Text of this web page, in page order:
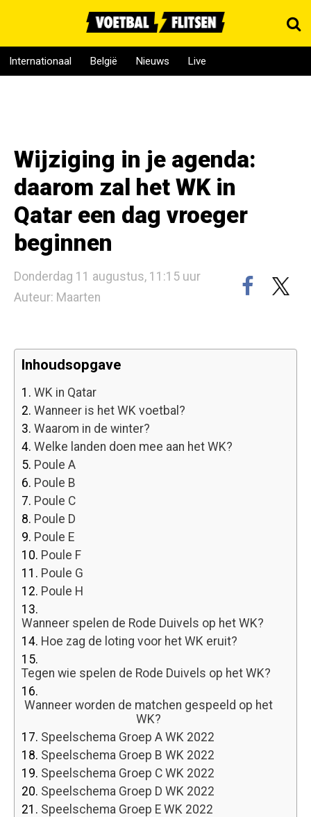
Internationaal België Nieuws Live
Wijziging in je agenda:
daarom zal het WK in
Qatar een dag vroeger
beginnen
Donderdag 11 augustus, 11:15 uur
Auteur: Maarten
Inhoudsopgave
1. WK in Qatar
2. Wanneer is het WK voetbal?
3. Waarom in de winter?
4. Welke landen doen mee aan het WK?
5. Poule A
6. Poule B
7. Poule C
8. Poule D
9. Poule E
10. Poule F
11. Poule G
12. Poule H
13.
Wanneer spelen de Rode Duivels op het WK?
14. Hoe zag de loting voor het WK eruit?
15.
Tegen wie spelen de Rode Duivels op het WK?
16.
Wanneer worden de matchen gespeeld op het
WK?
17. Speelschema Groep A WK 2022
18. Speelschema Groep B WK 2022
19. Speelschema Groep C WK 2022
20. Speelschema Groep D WK 2022
21. Speelschema Groep E WK 2022